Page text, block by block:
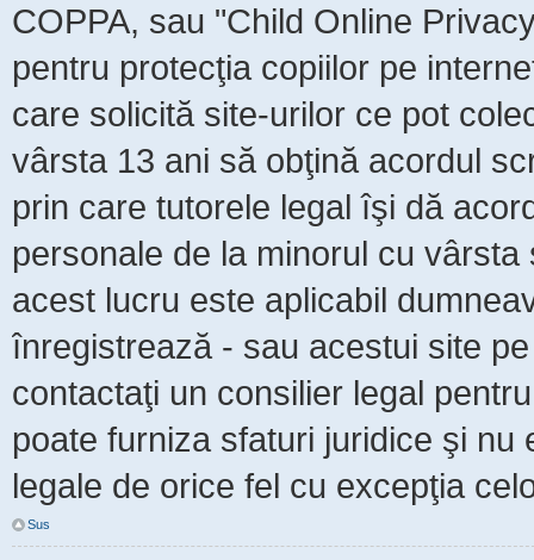
COPPA, sau "Child Online
pentru protecţia copiilor pe
care solicită site-urilor ce pot
vârsta 13 ani să obţină acordul
prin care tutorele legal îşi dă
personale de la minorul cu
acest lucru este aplicabil
înregistrează - sau acestui site
contactaţi un consilier legal
poate furniza sfaturi juridice şi
legale de orice fel cu excepţia
Sus